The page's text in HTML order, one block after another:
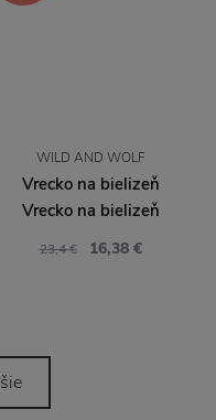
WILD AND WOLF
Vrecko na bielizeň
Vrecko na bielizeň
23,4 € 16,38 €